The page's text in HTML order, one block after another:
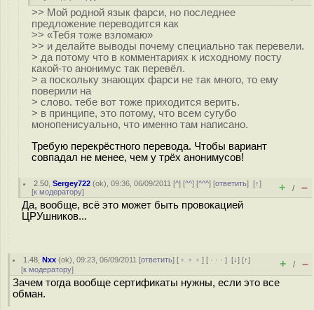
>> Мой родной язык фарси, но последнее
предложение переводится как
>> «Тебя тоже взломаю»
>> и делайте выводы почему специально так перевели.
> да потому что в комментариях к исходному посту
какой-то анонимус так перевёл.
> а поскольку знающих фарси не так много, то ему
поверили на
> слово. тебе вот тоже приходится верить.
> в принципе, это потому, что всем сугубо
монопенисуально, что именно там написано.
Требую перекрёстного перевода. Чтобы вариант
совпадал не менее, чем у трёх анонимусов!
2.50 ,Sergey722 (ok), 09:36, 06/09/2011 [^] [^^] [^^^] [ответить][↑]
[к модератору] + / –
Да, вообще, всё это может быть провокацией
ЦРУшников...
1.48 ,Nxx (ok), 09:23, 06/09/2011 [ответить] [ ﹢﹢﹢] [ · · ·][↓] [↑]
[к модератору] + / –
Зачем тогда вообще сертификаты нужны, если это все
обман.